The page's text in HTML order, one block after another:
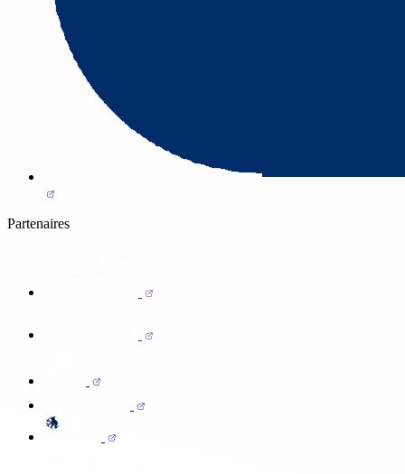
Partenaires